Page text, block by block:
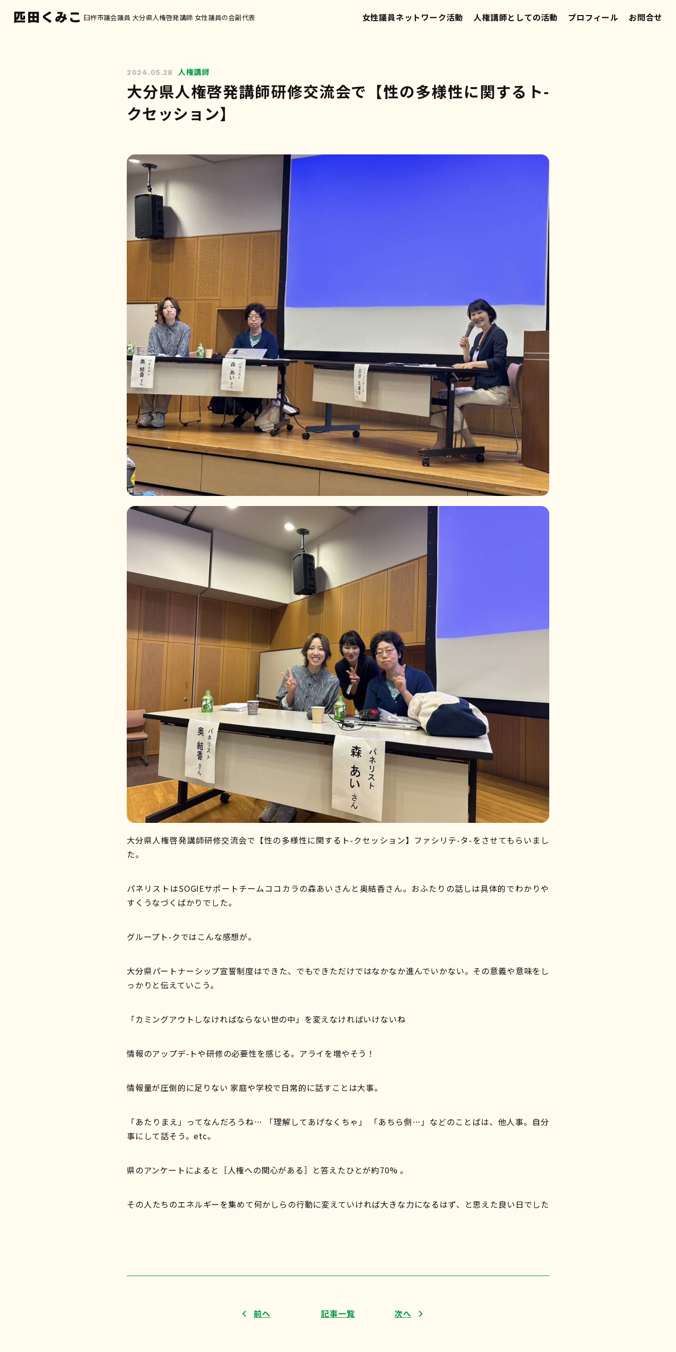
臼杵市議会議員 大分県人権啓発講師 女性議員の会副代表 女性議員ネットワーク活動 人権講師としての活動 プロフィール お問合せ
2024.05.28 人権講師
大分県人権啓発講師研修交流会で【性の多様性に関するト-
クセッション】
大分県人権啓発講師研修交流会で【性の多様性に関するト-クセッション】ファシリテ-タ-をさせてもらいまし
た。
パネリストはSOGIEサポートチームココカラの森あいさんと奥結香さん。おふたりの話しは具体的でわかりや
すくうなづくばかりでした。
グループト-クではこんな感想が。
大分県パートナーシップ宣誓制度はできた、でもできただけではなかなか進んでいかない。その意義や意味をし
っかりと伝えていこう。
「カミングアウトしなければならない世の中」を変えなければいけないね
情報のアップデ-トや研修の必要性を感じる。アライを増やそう！
情報量が圧倒的に足りない 家庭や学校で日常的に話すことは大事。
「あたりまえ」ってなんだろうね… 「理解してあげなくちゃ」 「あちら側…」などのことばは、他人事。自分
事にして話そう。etc。
県のアンケートによると［人権への関心がある］と答えたひとが約70% 。
その人たちのエネルギーを集めて何かしらの行動に変えていければ大きな力になるはず、と思えた良い日でした
前へ 記事一覧 次へ